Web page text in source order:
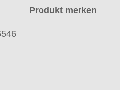
Produkt merken